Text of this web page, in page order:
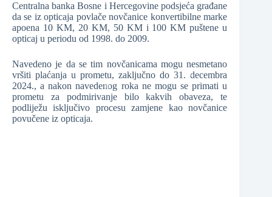
Centralna banka Bosne i Hercegovine podsjeća građane
da se iz opticaja povlače novčanice konvertibilne marke
apoena 10 KM, 20 KM, 50 KM i 100 KM puštene u
opticaj u periodu od 1998. do 2009.
Navedeno je da se tim novčanicama mogu nesmetano
vršiti plaćanja u prometu, zaključno do 31. decembra
2024., a nakon navedenog roka ne mogu se primati u
prometu za podmirivanje bilo kakvih obaveza, te
podliježu isključivo procesu zamjene kao novčanice
povučene iz opticaja.
❆